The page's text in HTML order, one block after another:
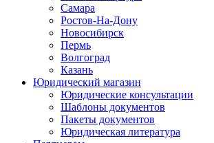
Самара
Ростов-На-Дону
Новосибирск
Пермь
Волгоград
Казань
Юридический магазин
Юридические консультации
Шаблоны документов
Пакеты документов
Юридическая литература